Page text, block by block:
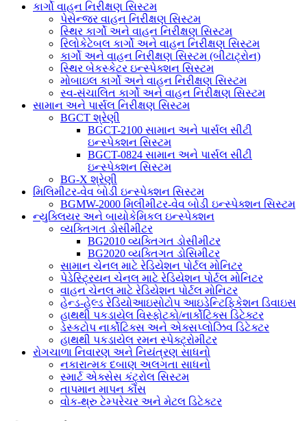
કાર્ગો વાહન નિરીક્ષણ સિસ્ટમ
પેસેન્જર વાહન નિરીક્ષણ સિસ્ટમ
સ્થિર કાર્ગો અને વાહન નિરીક્ષણ સિસ્ટમ
રિલોકેટેબલ કાર્ગો અને વાહન નિરીક્ષણ સિસ્ટમ
કાર્ગો અને વાહન નિરીક્ષણ સિસ્ટમ (બીટાટ્રોન)
સ્થિર બેકસ્કેટર ઇન્સ્પેક્શન સિસ્ટમ
મોબાઇલ કાર્ગો અને વાહન નિરીક્ષણ સિસ્ટમ
સ્વ-સંચાલિત કાર્ગો અને વાહન નિરીક્ષણ સિસ્ટમ
સામાન અને પાર્સલ નિરીક્ષણ સિસ્ટમ
BGCT શ્રેણી
BGCT-2100 સામાન અને પાર્સલ સીટી
ઇન્સ્પેક્શન સિસ્ટમ
BGCT-0824 સામાન અને પાર્સલ સીટી
ઇન્સ્પેક્શન સિસ્ટમ
BG-X શ્રેણી
મિલિમીટર-વેવ બોડી ઇન્સ્પેક્શન સિસ્ટમ
BGMW-2000 મિલીમીટર-વેવ બોડી ઇન્સ્પેક્શન સિસ્ટમ
ન્યુક્લિયર અને બાયોકેમિકલ ઇન્સ્પેક્શન
વ્યક્તિગત ડોસીમીટર
BG2010 વ્યક્તિગત ડોસીમીટર
BG2020 વ્યક્તિગત ડોસિમીટર
સામાન ચેનલ માટે રેડિયેશન પોર્ટલ મોનિટર
પેડેસ્ટ્રિયન ચેનલ માટે રેડિયેશન પોર્ટલ મોનિટર
વાહન ચેનલ માટે રેડિયેશન પોર્ટલ મોનિટર
હેન્ડ-હેલ્ડ રેડિયોઆઇસોટોપ આઇડેન્ટિફિકેશન ડિવાઇસ
હાથથી પકડાયેલ વિસ્ફોટકો/નાર્કોટિક્સ ડિટેક્ટર
ડેસ્કટોપ નાર્કોટિક્સ અને એક્સપ્લોઝિવ ડિટેક્ટર
હાથથી પકડાયેલ રમન સ્પેક્ટ્રોમીટર
રોગચાળા નિવારણ અને નિયંત્રણ સાધનો
નકારાત્મક દબાણ અલગતા સાધનો
સ્માર્ટ એક્સેસ કંટ્રોલ સિસ્ટમ
તાપમાન માપન કૌંસ
વોક-થ્રુ ટેમ્પરેચર અને મેટલ ડિટેક્ટર